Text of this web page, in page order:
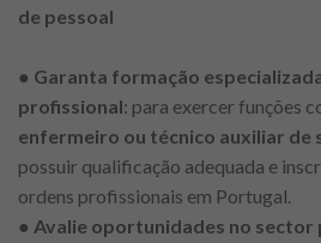
de pessoal
● Garanta formação
profissional: para exercer funções
enfermeiro ou técnico auxiliar de
possuir qualificação adequada e
ordens profissionais em Portugal.
● Avalie oportunidades no sector